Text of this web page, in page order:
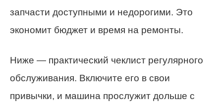
запчасти доступными и недорогими. Это
экономит бюджет и время на ремонты.
Ниже — практический чеклист регулярного
обслуживания. Включите его в свои
привычки, и машина прослужит дольше с